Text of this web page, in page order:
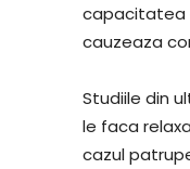
capacitatea
cauzeaza
Studiile din
le faca
cazul